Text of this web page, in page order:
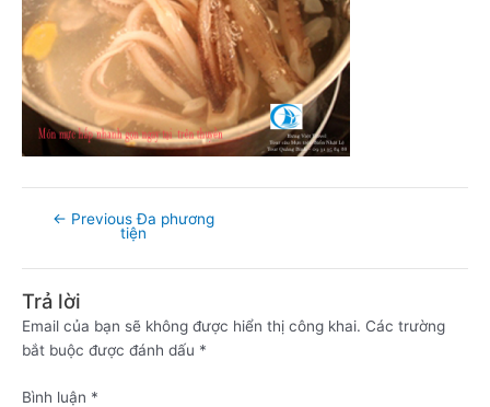
← Previous Đa phương
tiện
Trả lời
Email của bạn sẽ không được hiển thị công khai. Các trường
bắt buộc được đánh dấu *
Bình luận *